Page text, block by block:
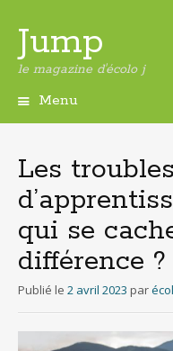
Jump
le magazine d'écolo j
Menu
principal
Les troubles
qui se
différence ?
Publié le 2 avril 2023 par